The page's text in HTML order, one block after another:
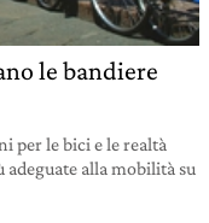
le bandiere
per le bici e le realtà
alla mobilità su